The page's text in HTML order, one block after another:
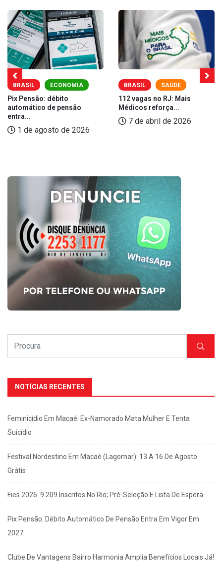
BRASIL ECONOMIA
Pix Pensão: débito
automático de pensão
entra...
1 de agosto de 2026
BRASIL SAÚDE
112 vagas no RJ: Mais
Médicos reforça...
7 de abril de 2026
NOTÍCIAS RECENTES
Feminicídio Em Macaé: Ex-Namorado Mata Mulher E Tenta
Suicídio
Festival Nordestino Em Macaé (Lagomar): 13 A 16 De Agosto
Grátis
Fies 2026: 9.209 Inscritos No Rio; Pré-Seleção E Lista De Espera
Pix Pensão: Débito Automático De Pensão Entra Em Vigor Em
2027
Clube De Vantagens Bairro Harmonia Amplia Benefícios Locais Já!